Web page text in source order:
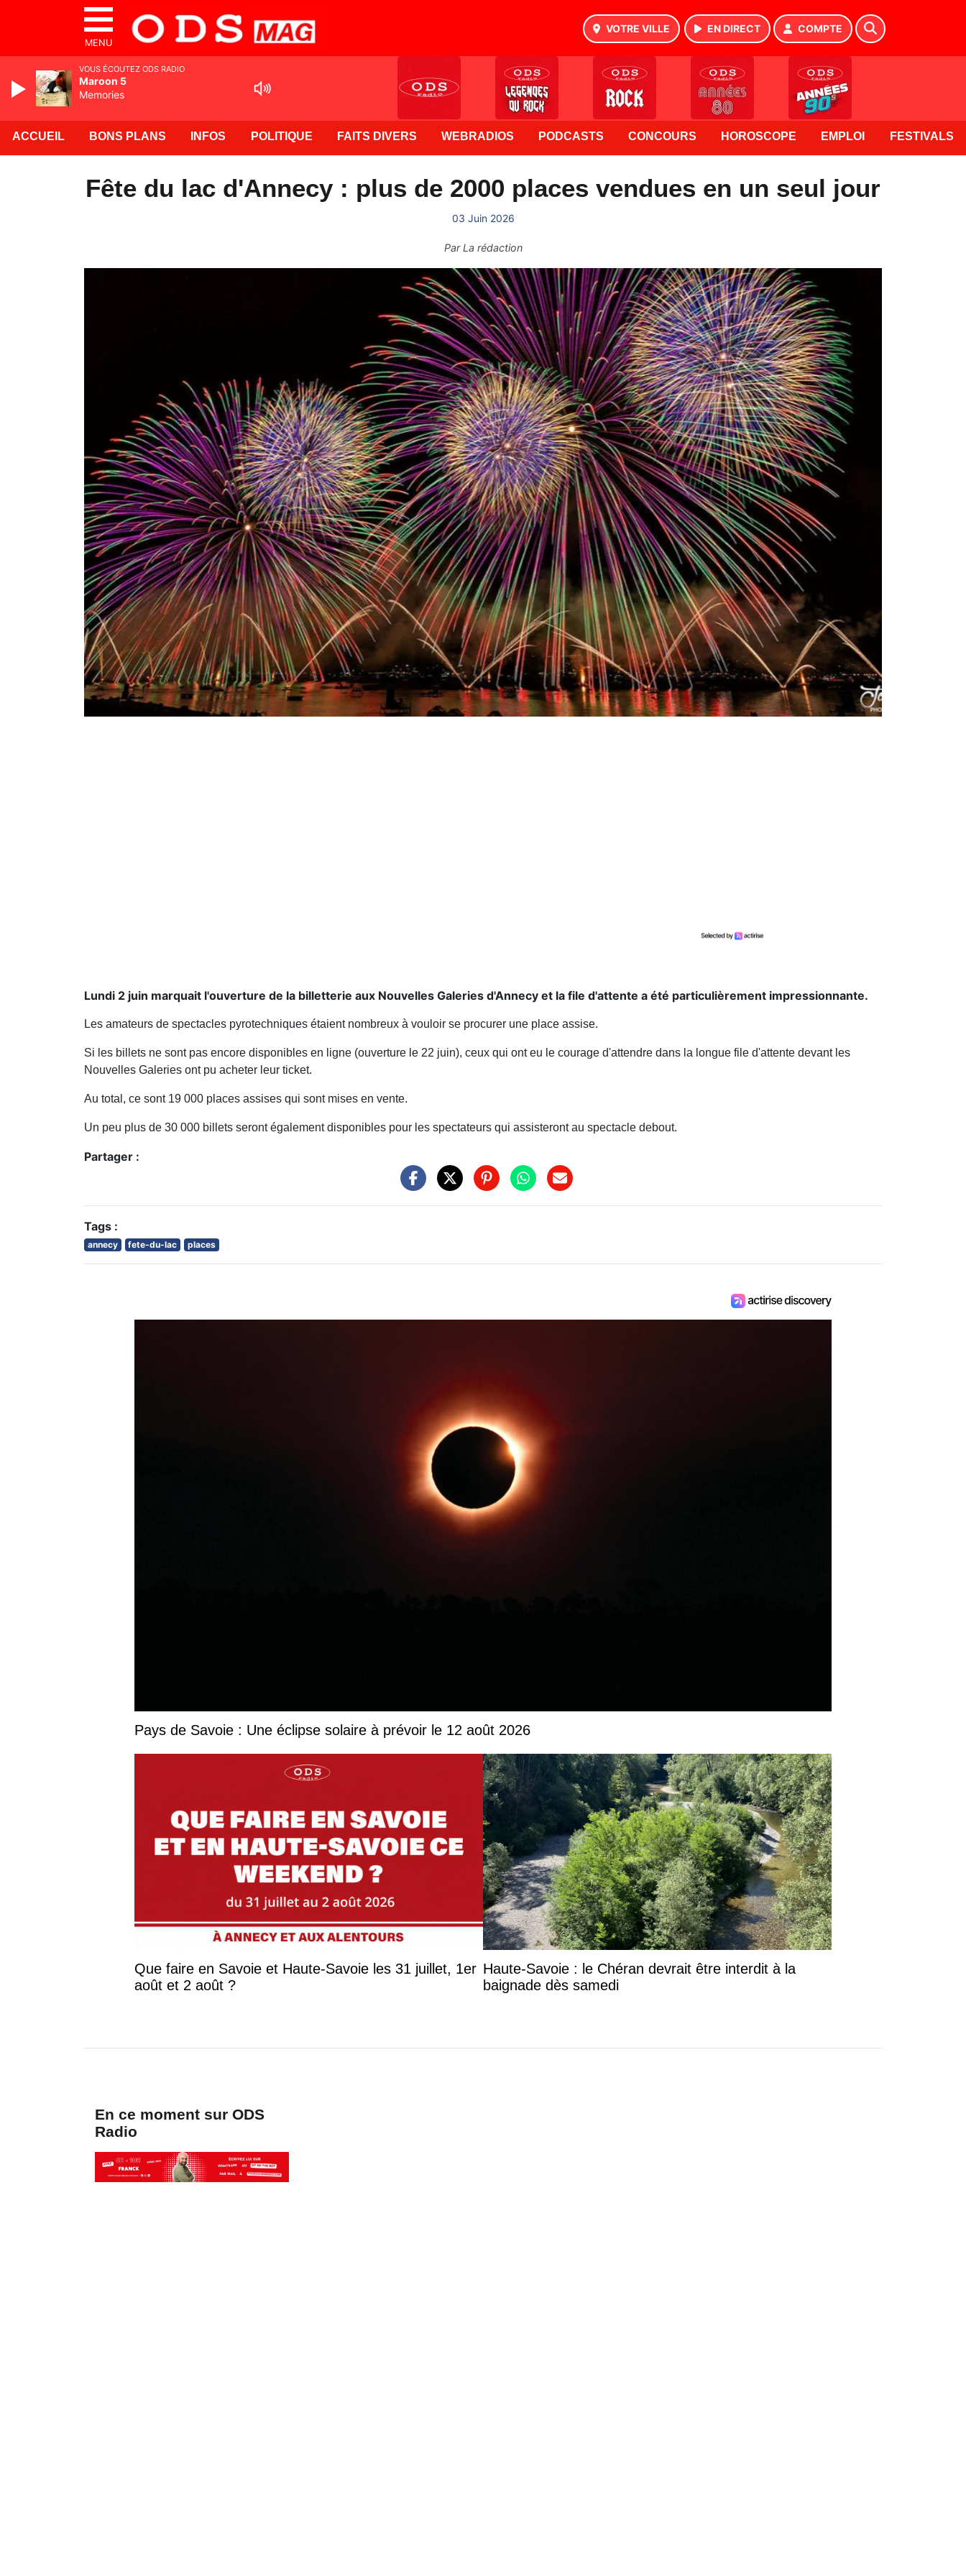
MENU
VOTRE VILLE EN DIRECT COMPTE
ACCUEIL BONS PLANS INFOS POLITIQUE FAITS DIVERS WEBRADIOS PODCASTS CONCOURS HOROSCOPE EMPLOI FESTIVALS
Fête du lac d'Annecy : plus de 2000 places vendues en un seul jour
03 Juin 2026
ParLa rédaction
Lundi 2 juin marquait l'ouverture de la billetterie aux Nouvelles Galeries d'Annecy et la file d'attente a été particulièrement impressionnante.
Les amateurs de spectacles pyrotechniques étaient nombreux à vouloir se procurer une place assise.
Si les billets ne sont pas encore disponibles en ligne (ouverture le 22 juin), ceux qui ont eu le courage d'attendre dans la longue file d'attente devant les
Nouvelles Galeries ont pu acheter leur ticket.
Au total, ce sont 19 000 places assises qui sont mises en vente.
Un peu plus de 30 000 billets seront également disponibles pour les spectateurs qui assisteront au spectacle debout.
Partager :
Tags :
annecy fete-du-lac places
Pays de Savoie : Une éclipse solaire à prévoir le 12 août 2026
Que faire en Savoie et Haute-Savoie les 31 juillet, 1er
août et 2 août ?
Haute-Savoie : le Chéran devrait être interdit à la
baignade dès samedi
En ce moment sur ODS
Radio
VOUS ÉCOUTEZ ODS RADIO
Maroon 5
Memories